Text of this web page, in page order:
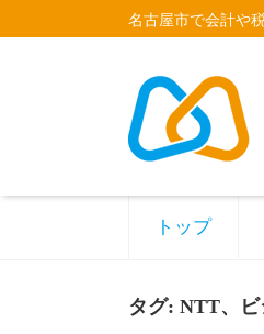
名古屋市で会計や
トップ
タグ: NTT、ビ